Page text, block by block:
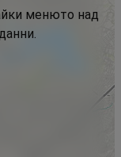
менюто над